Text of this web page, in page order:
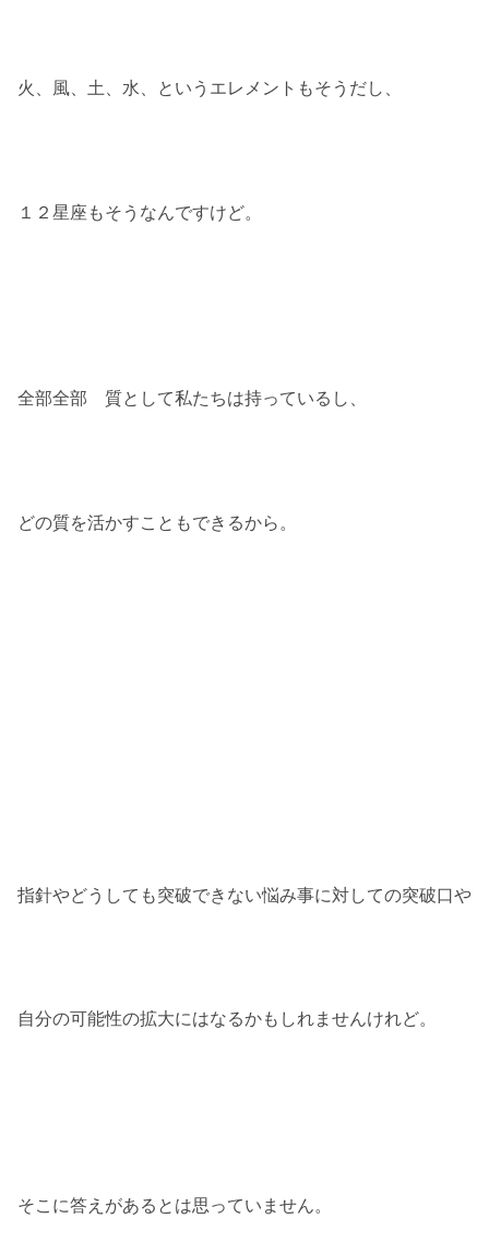
火、風、土、水、というエレメントもそうだし、
１２星座もそうなんですけど。
全部全部 質として私たちは持っているし、
どの質を活かすこともできるから。
指針やどうしても突破できない悩み事に対しての突破口や
自分の可能性の拡大にはなるかもしれませんけれど。
そこに答えがあるとは思っていません。